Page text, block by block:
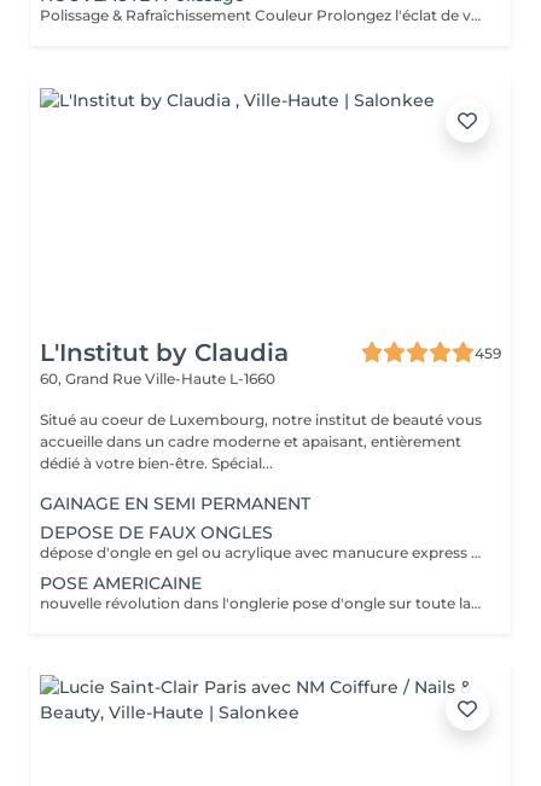
Polissage & Rafraîchissement Couleur Prolongez l'éclat de votre pose en toute simplicité. Après une pose complète ou un remplissage, profitez de ce service rapide qui permet de rafraîchir vos ongles sans recommencer une prestation complète. Nous préparons délicatement la surface existante, lissons la repousse et appliquons la couleur de votre choix pour un effet propre et soigné. Idéal entre deux remplissages, ce rendez-vous express vous offre des ongles impeccables et la liberté de changer de teinte selon vos envies.
L'Institut by Claudia
459
60, Grand Rue Ville-Haute L-1660
Situé au coeur de Luxembourg, notre institut de beauté vous
accueille dans un cadre moderne et apaisant, entièrement
dédié à votre bien-être. Spécial...
GAINAGE EN SEMI PERMANENT
DEPOSE DE FAUX ONGLES
dépose d'ongle en gel ou acrylique avec manucure express application d'un fortifiant pour l'ongle
POSE AMERICAINE
nouvelle révolution dans l'onglerie pose d'ongle sur toute la surface de l'ongle sans abimer les vôtres